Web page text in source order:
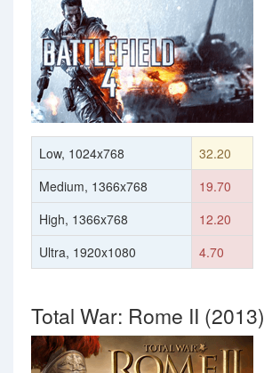
Low, 1024x768
32.20
Medium, 1366x768
19.70
High, 1366x768
12.20
Ultra, 1920x1080
4.70
Total War: Rome II (2013)